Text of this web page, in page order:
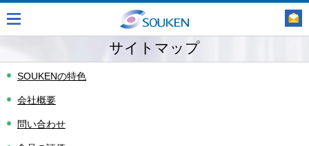
サイトマップ
SOUKENの特色
会社概要
問い合わせ